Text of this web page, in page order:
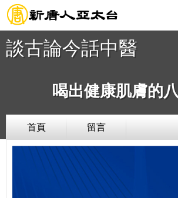
談古論今話中醫
喝出健康肌膚的
首頁 留言